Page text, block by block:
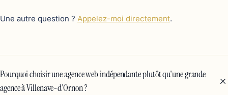
Une autre question ? Appelez-moi directement.
Pourquoi choisir une agence web indépendante plutôt qu'une grande
agence à Villenave-d'Ornon ?